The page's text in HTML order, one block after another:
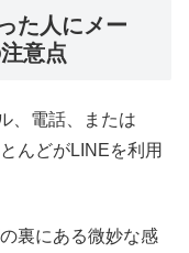
た人にメー
注意点
、電話、または
んどがLINEを利用
裏にある微妙な感